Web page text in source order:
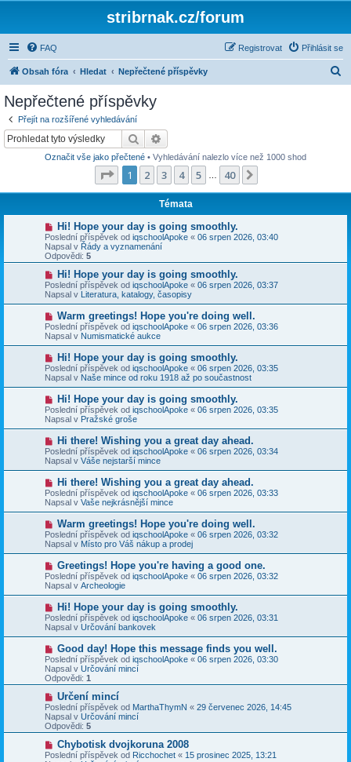
stribrnak.cz/forum
FAQ Přihlásit se
Registrovat
Obsah fóra Hledat Nepřečtené příspěvky
Nepřečtené příspěvky
Přejít na rozšířené vyhledávání
Hledat
Označit vše jako přečtené • Vyhledávání nalezlo více než 1000 shod
Stránka z 40
1 2 3 4 5 40
Témata
N
o
v
ý
p
s
p
v
e
k
Hi! Hope your day is going smoothly.
Poslední příspěvek od iqschoolApoke « 06 srpen 2026, 03:40
Napsal v Řády a vyznamenání
Odpovědi: 5
N
o
v
ý
p
í
s
p
v
e
k
Hi! Hope your day is going smoothly.
Poslední příspěvek od iqschoolApoke « 06 srpen 2026, 03:37
Napsal v Literatura, katalogy, časopisy
N
o
v
ý
p
í
s
p
v
e
k
Warm greetings! Hope you're doing well.
Poslední příspěvek od iqschoolApoke « 06 srpen 2026, 03:36
Napsal v Numismatické aukce
N
o
v
ý
p
í
s
p
v
e
k
Hi! Hope your day is going smoothly.
Poslední příspěvek od iqschoolApoke « 06 srpen 2026, 03:35
Napsal v Naše mince od roku 1918 až po součastnost
N
o
v
ý
p
í
s
p
v
e
k
Hi! Hope your day is going smoothly.
Poslední příspěvek od iqschoolApoke « 06 srpen 2026, 03:35
Napsal v Pražské groše
N
o
v
ý
p
í
s
p
ě
v
e
k
Hi there! Wishing you a great day ahead.
Poslední příspěvek od iqschoolApoke « 06 srpen 2026, 03:34
Napsal v Váše nejstarší mince
N
o
v
ý
p
í
s
p
ě
v
e
k
Hi there! Wishing you a great day ahead.
Poslední příspěvek od iqschoolApoke « 06 srpen 2026, 03:33
Napsal v Vaše nejkrásnější mince
N
o
v
ý
í
s
p
v
e
k
Warm greetings! Hope you're doing well.
Poslední příspěvek od iqschoolApoke « 06 srpen 2026, 03:32
Napsal v Místo pro Váš nákup a prodej
N
o
v
ý
p
í
s
p
ě
v
e
k
Greetings! Hope you're having a good one.
Poslední příspěvek od iqschoolApoke « 06 srpen 2026, 03:32
Napsal v Archeologie
N
o
v
ý
í
s
p
v
e
k
Hi! Hope your day is going smoothly.
Poslední příspěvek od iqschoolApoke « 06 srpen 2026, 03:31
Napsal v Určování bankovek
N
o
v
ý
p
s
p
ě
v
e
k
Good day! Hope this message finds you well.
Poslední příspěvek od iqschoolApoke « 06 srpen 2026, 03:30
Napsal v Určování mincí
Odpovědi: 1
N
o
v
ý
p
s
Určení mincí
Poslední příspěvek od MarthaThymN « 29 červenec 2026, 14:45
Napsal v Určování mincí
Odpovědi: 5
N
o
Chybotisk dvojkoruna 2008
Poslední příspěvek od Ricchochet « 15 prosinec 2025, 13:21